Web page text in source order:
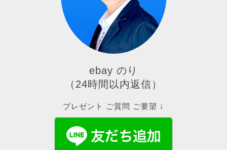
ebay のり
（24時間以内返信）
プレゼント ご質問 ご要望 ↓